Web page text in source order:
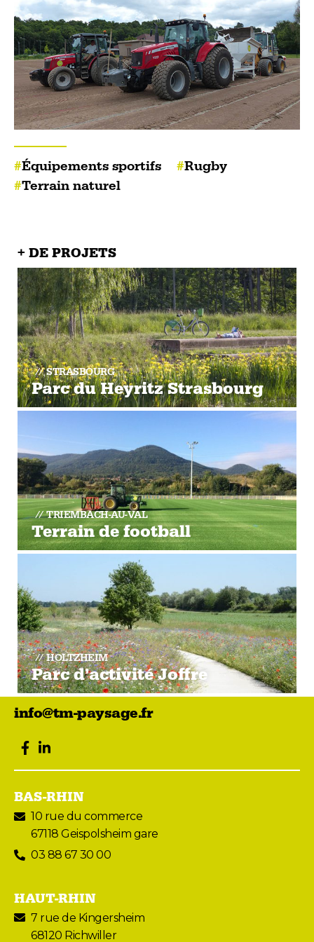
Équipements sportifs
Rugby
Terrain naturel
+ DE PROJETS
STRASBOURG
Parc du Heyritz Strasbourg
TRIEMBACH-AU-VAL
Terrain de football
HOLTZHEIM
Parc d’activité Joffre
info@tm-paysage.fr
facebook
LinkedIn
BAS-RHIN
10 rue du commerce
67118 Geispolsheim gare
03 88 67 30 00
HAUT-RHIN
7 rue de Kingersheim
68120 Richwiller